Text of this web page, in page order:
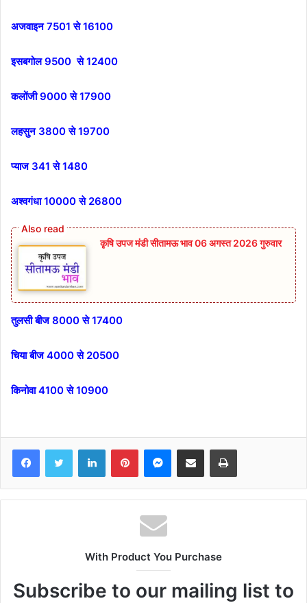
अजवाइन 7501 से 16100
इसबगोल 9500 से 12400
कलोंजी 9000 से 17900
लहसुन 3800 से 19700
प्याज 341 से 1480
अश्वगंधा 10000 से 26800
कृषि उपज मंडी सीतामऊ भाव 06 अगस्त 2026 गुरुवार
तुलसी बीज 8000 से 17400
चिया बीज 4000 से 20500
किनोवा 4100 से 10900
FacebookTwitter LinkedInPinterestMessenger
Share via Email Print
With Product You Purchase
Subscribe to our mailing list to